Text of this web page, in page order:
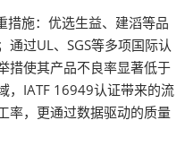
措施：优选生益、建滔等品
通过UL、SGS等多项国际认
措使其产品不良率显著低于
，IATF 16949认证带来的流
率，更通过数据驱动的质量